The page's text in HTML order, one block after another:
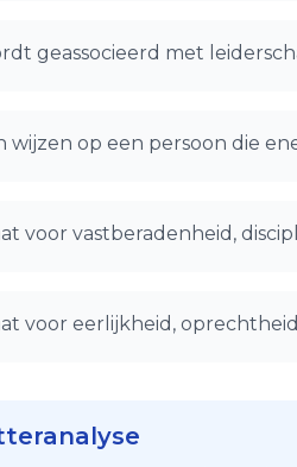
geassocieerd met
wijzen op een persoon die
voor vastberadenheid,
voor eerlijkheid,